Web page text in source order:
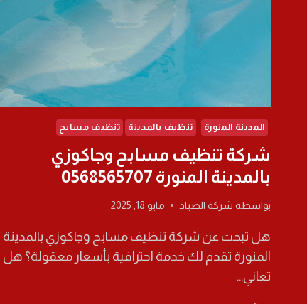
المدينة المنورة تنظيف بالمدينة تنظيف مسابح
شركة تنظيف مسابح وجاكوزي
بالمدينة المنورة 0568565707
بواسطة شركة الصياد مايو 18, 2025
هل تبحث عن شركة تنظيف مسابح وجاكوزي بالمدينة
المنورة تقدم لك خدمة احترافية بأسعار معقولة؟ هل
تعاني…